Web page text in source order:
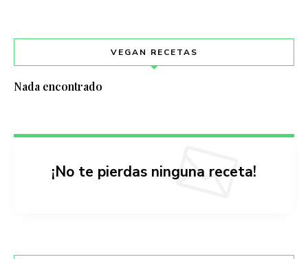
VEGAN RECETAS
Nada encontrado
¡No te pierdas ninguna receta!